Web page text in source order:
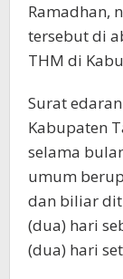
Ramadhan,
tersebut di
THM di
Surat
Kabupaten
selama
umum
dan biliar
(dua) hari
(dua) hari